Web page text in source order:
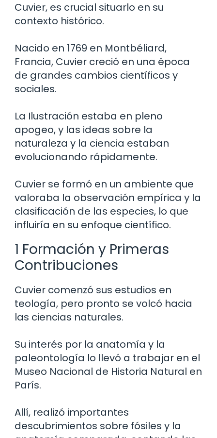
Cuvier, es crucial situarlo en su
contexto histórico.
Nacido en 1769 en Montbéliard,
Francia, Cuvier creció en una época
de grandes cambios científicos y
sociales.
La Ilustración estaba en pleno
apogeo, y las ideas sobre la
naturaleza y la ciencia estaban
evolucionando rápidamente.
Cuvier se formó en un ambiente que
valoraba la observación empírica y la
clasificación de las especies, lo que
influiría en su enfoque científico.
1 Formación y Primeras
Contribuciones
Cuvier comenzó sus estudios en
teología, pero pronto se volcó hacia
las ciencias naturales.
Su interés por la anatomía y la
paleontología lo llevó a trabajar en el
Museo Nacional de Historia Natural en
París.
Allí, realizó importantes
descubrimientos sobre fósiles y la